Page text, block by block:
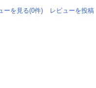
ーを見る(0件) レビューを投稿